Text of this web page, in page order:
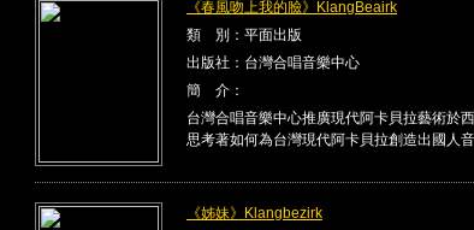
《春風吻上我的臉》KlangBeairk
類 別：平面出版
出版社：台灣合唱音樂中心
簡 介：
台灣合唱音樂中心推廣現代阿卡貝拉藝術於
思考著如何為台灣現代阿卡貝拉創造出國人
《姊妹》Klangbezirk